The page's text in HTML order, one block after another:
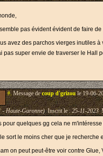
pas évident évident de faire
avez des parchos vierges inutiles
pas super envie de traverser le Hall
#.Message decoup d'grizoule 19-06-
- Haute-Garonne)Inscrit le :25-11-2023
pour quelques gg cela ne m'intéresse
sort le moins cher que je recherche
on peut peut-être voir contre Glue,